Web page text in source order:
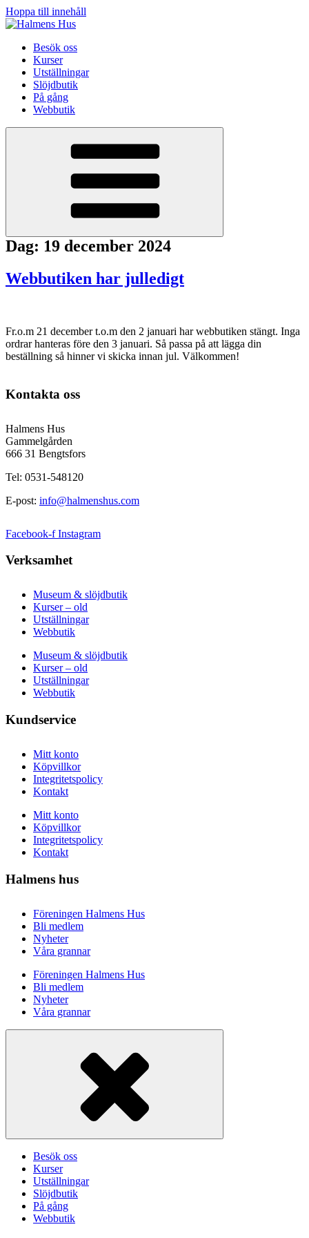
Hoppa till innehåll
Besök oss
Kurser
Utställningar
Slöjdbutik
På gång
Webbutik
Dag: 19 december 2024
Webbutiken har julledigt
Fr.o.m 21 december t.o.m den 2 januari har webbutiken stängt. Inga
ordrar hanteras före den 3 januari. Så passa på att lägga din
beställning så hinner vi skicka innan jul. Välkommen!
Kontakta oss
Halmens Hus
Gammelgården
666 31 Bengtsfors
Tel: 0531-548120
E-post: info@halmenshus.com
Facebook-f Instagram
Verksamhet
Museum & slöjdbutik
Kurser – old
Utställningar
Webbutik
Museum & slöjdbutik
Kurser – old
Utställningar
Webbutik
Kundservice
Mitt konto
Köpvillkor
Integritetspolicy
Kontakt
Mitt konto
Köpvillkor
Integritetspolicy
Kontakt
Halmens hus
Föreningen Halmens Hus
Bli medlem
Nyheter
Våra grannar
Föreningen Halmens Hus
Bli medlem
Nyheter
Våra grannar
Besök oss
Kurser
Utställningar
Slöjdbutik
På gång
Webbutik